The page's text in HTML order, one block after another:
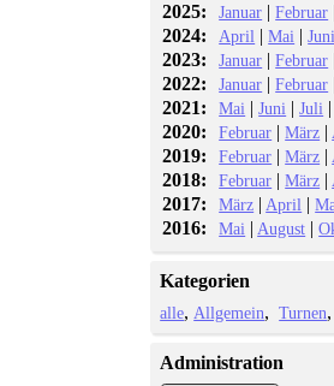
2025: Januar |Februar
2024: April |Mai |Juni
2023: Januar |Februar
2022: Januar |Februar
2021: Mai |Juni |Juli |
2020: Februar |März |
2019: Februar |März |
2018: Februar |März |
2017: März | April |
2016: Mai | August |
Kategorien
alle Allgemein Turnen
Administration